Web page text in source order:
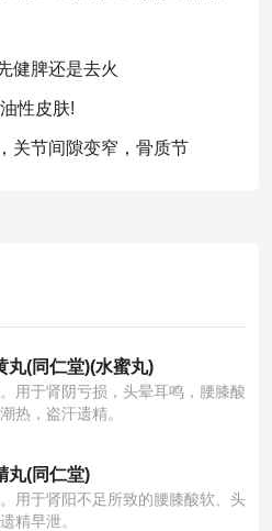
健脾还是去火
性皮肤!
关节间隙变窄，骨质节
丸(同仁堂)(水蜜丸)
用于肾阴亏损，头晕耳鸣，腰膝酸
热，盗汗遗精。
丸(同仁堂)
用于肾阳不足所致的腰膝酸软、头
精早泄。